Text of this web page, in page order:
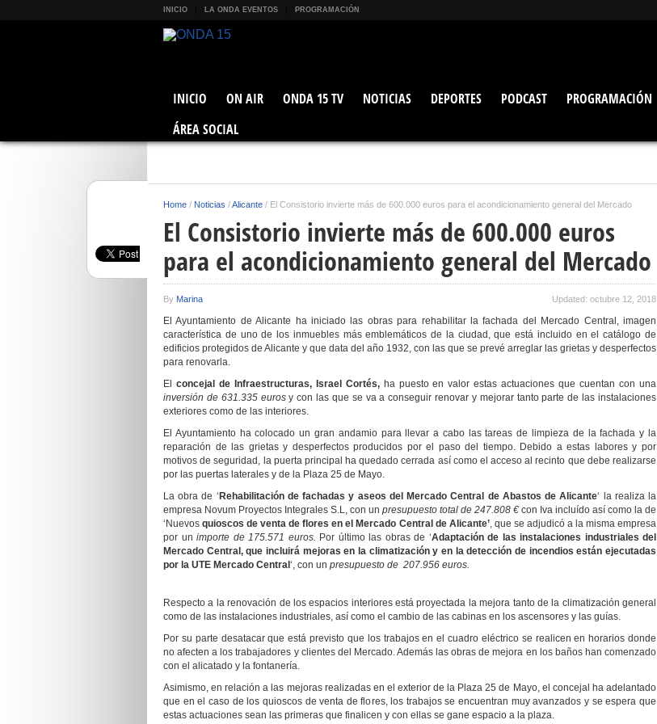
INICIO LA ONDA EVENTOS PROGRAMACIÓN
INICIO ON AIR ONDA 15 TV NOTICIAS DEPORTES PODCAST PROGRAMACIÓN
ÁREA SOCIAL
Home / Noticias /Alicante / El Consistorio invierte más de 600.000 euros para el acondicionamiento general del Mercado
El Consistorio invierte más de 600.000 euros
para el acondicionamiento general del Mercado
By Marina Updated: octubre 12, 2018
El Ayuntamiento de Alicante ha iniciado las obras para rehabilitar la fachada del Mercado Central, imagen
característica de uno de los inmuebles más emblemáticos de la ciudad, que está incluido en el catálogo de
edificios protegidos de Alicante y que data del año 1932, con las que se prevé arreglar las grietas y desperfectos
para renovarla.
El concejal de Infraestructuras, Israel Cortés,ha puesto en valor estas actuaciones que cuentan con una
inversión de 631.335 eurosy con las que se va a conseguir renovar y mejorar tanto parte de las instalaciones
exteriores como de las interiores.
El Ayuntamiento ha colocado un gran andamio para llevar a cabo las tareas de limpieza de la fachada y la
reparación de las grietas y desperfectos producidos por el paso del tiempo. Debido a estas labores y por
motivos de seguridad, la puerta principal ha quedado cerrada así como el acceso al recinto que debe realizarse
por las puertas laterales y de la Plaza 25 de Mayo.
La obra de ‘ Rehabilitación de fachadas y aseos del Mercado Central de Abastos de Alicante‘ la realiza la
empresa Novum Proyectos Integrales S.L, con un presupuesto total de 247.808 € con Iva incluído así como la de
‘Nuevos quioscos de venta de flores en el Mercado Central de Alicante’, que se adjudicó a la misma empresa
por un importe de 175.571 euros. Por último las obras de ‘Adaptación de las instalaciones industriales del
Mercado Central, que incluirá mejoras en la climatización y en la detección de incendios están ejecutadas
por la UTE Mercado Central ‘, con un presupuesto de 207.956 euros.
Respecto a la renovación de los espacios interiores está proyectada la mejora tanto de la climatización general
como de las instalaciones industriales, así como el cambio de las cabinas en los ascensores y las guías.
Por su parte desatacar que está previsto que los trabajos en el cuadro eléctrico se realicen en horarios donde
no afecten a los trabajadores y clientes del Mercado. Además las obras de mejora en los baños han comenzado
con el alicatado y la fontanería.
Asimismo, en relación a las mejoras realizadas en el exterior de la Plaza 25 de Mayo, el concejal ha adelantado
que en el caso de los quioscos de venta de flores, los trabajos se encuentran muy avanzados y se espera que
estas actuaciones sean las primeras que finalicen y con ellas se gane espacio a la plaza.